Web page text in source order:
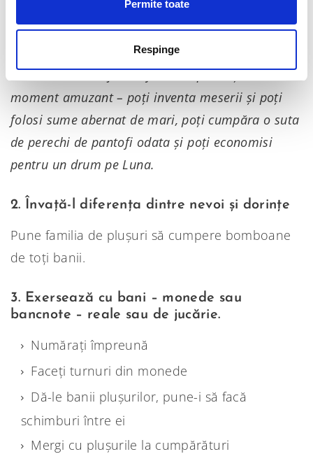
Permite toate
Respinge
ce trebuie să cheltuiți banii? Pentru ce
economisește familia de plușuri?
E un moment de joacă, fă din experiența asta un
moment amuzant – poți inventa meserii și poți
folosi sume abernat de mari, poți cumpăra o suta
de perechi de pantofi odata și poți economisi
pentru un drum pe Luna.
2. Învață-l diferența dintre nevoi și dorințe
Pune familia de plușuri să cumpere bomboane
de toți banii.
3. Exersează cu bani – monede sau
bancnote – reale sau de jucărie.
Numărați împreună
Faceți turnuri din monede
Dă-le banii plușurilor, pune-i să facă
schimburi între ei
Mergi cu plușurile la cumpărături